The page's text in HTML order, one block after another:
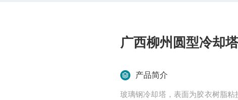
广西柳州圆型冷却
产品简介
玻璃钢冷却塔，表面为胶衣树脂粘